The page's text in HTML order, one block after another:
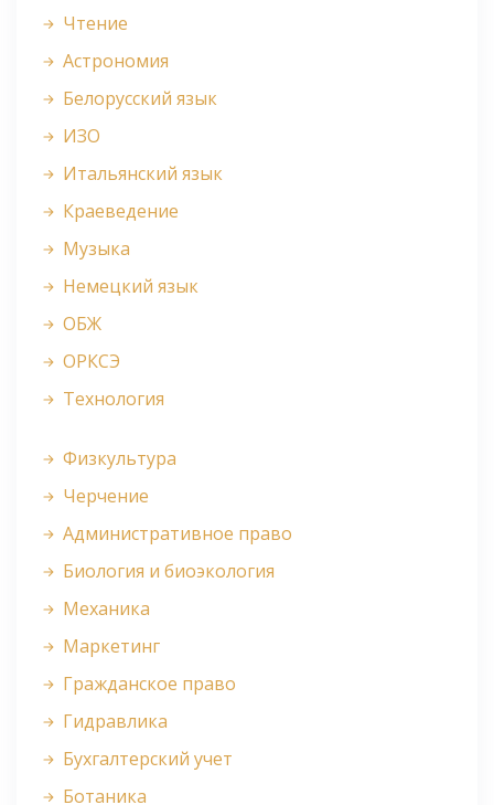
Чтение
Астрономия
Белорусский язык
ИЗО
Итальянский язык
Краеведение
Музыка
Немецкий язык
ОБЖ
ОРКСЭ
Технология
Физкультура
Черчение
Административное право
Биология и биоэкология
Механика
Маркетинг
Гражданское право
Гидравлика
Бухгалтерский учет
Ботаника